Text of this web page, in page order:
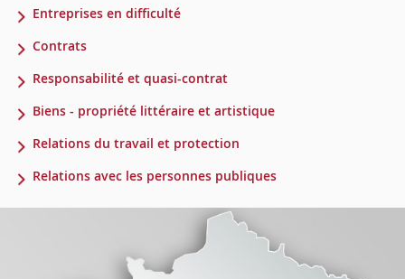
Entreprises en difficulté
Contrats
Responsabilité et quasi-contrat
Biens - propriété littéraire et artistique
Relations du travail et protection
Relations avec les personnes publiques